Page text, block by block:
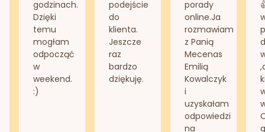
godzinach.
Dzięki
temu
mogłam
odpocząć
w
weekend.
:)
podejście
do
klienta.
Jeszcze
raz
bardzo
dziękuję.
porady
online.Ja
rozmawiam
z Panią
Mecenas
Emilią
Kowalczyk
i
uzyskałam
odpowiedzi
na